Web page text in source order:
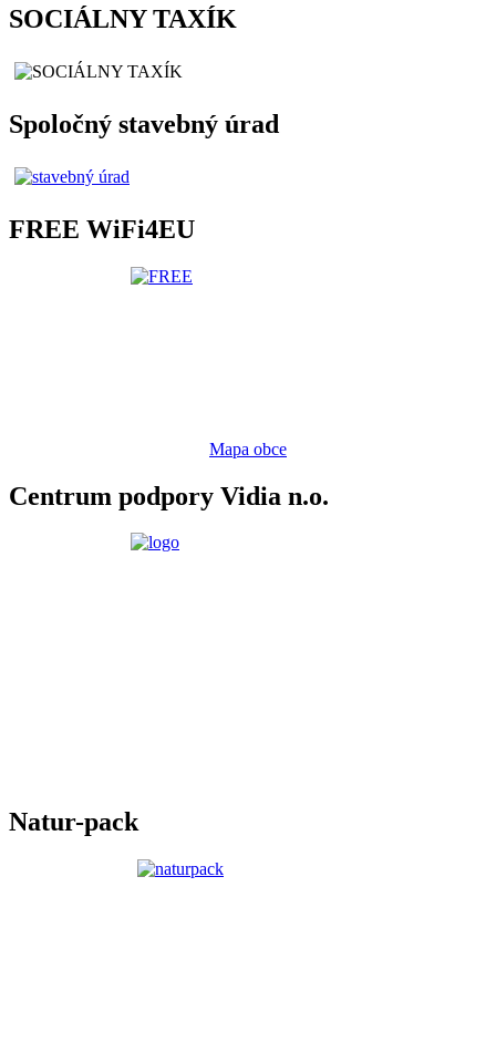
SOCIÁLNY TAXÍK
Spoločný stavebný úrad
FREE WiFi4EU
Mapa obce
Centrum podpory Vidia n.o.
Natur-pack